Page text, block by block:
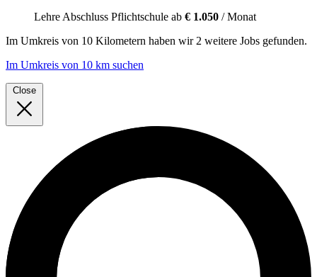
Lehre Abschluss Pflichtschule ab € 1.050 / Monat
Im Umkreis von 10 Kilometern haben wir 2 weitere Jobs gefunden.
Im Umkreis von 10 km suchen
Close